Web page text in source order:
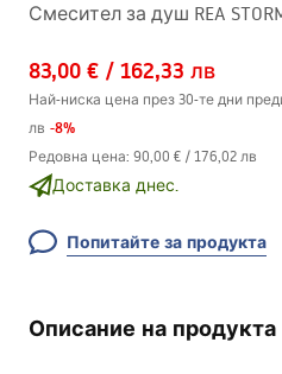
Смесител за душ REA
83,00 € / 162,33 лв
Най-ниска цена през 30-те дни
лв -8%
Редовна цена: 90,00 € / 176,02 лв
Доставка днес.
Попитайте за продукта
Описание на продукта